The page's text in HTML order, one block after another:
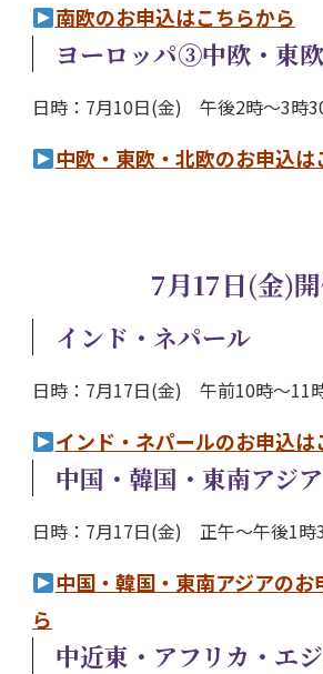
南欧のお申込はこちらから
ヨーロッパ③中欧・東
日時：7月10日(金) 午後2時～3時
中欧・東欧・北欧のお申込は
7月17日(金)
インド・ネパール
日時：7月17日(金) 午前10時～11
インド・ネパールのお申込は
中国・韓国・東南アジア
日時：7月17日(金) 正午～午後1時
中国・韓国・東南アジアのお
ら
中近東・アフリカ・エ